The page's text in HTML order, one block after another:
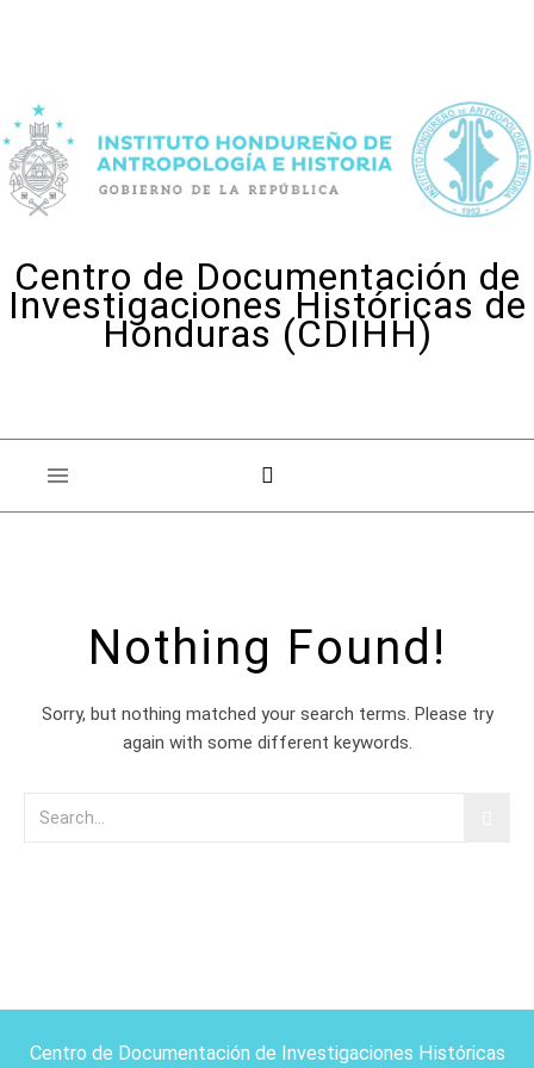
Centro de Documentación de
Investigaciones Históricas de
Honduras (CDIHH)
Nothing Found!
Sorry, but nothing matched your search terms. Please try
again with some different keywords.
Centro de Documentación de Investigaciones Históricas